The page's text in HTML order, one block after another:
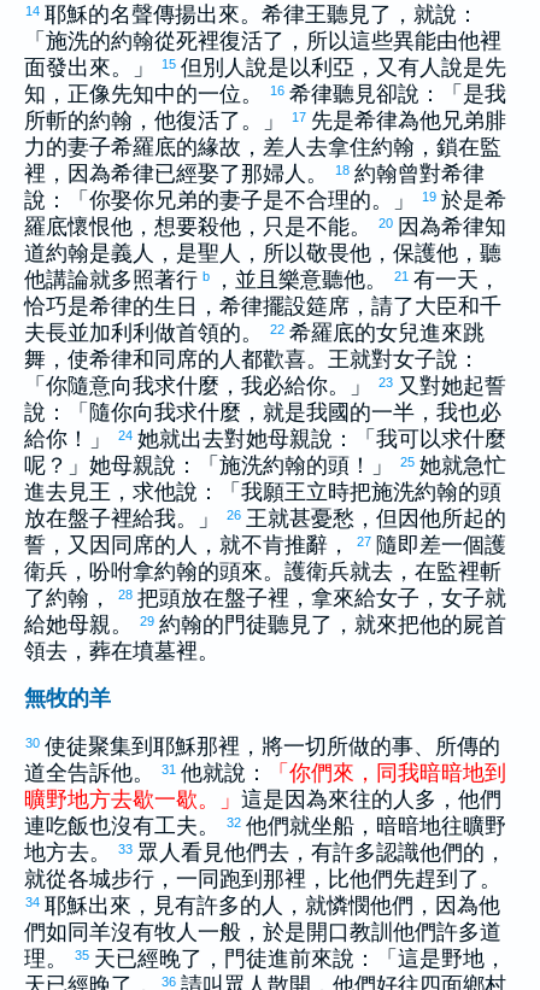
14 耶穌的名聲傳揚出來。 希律王聽見了，就說：
「施洗的約翰從死裡復活了，所以這些異能由他裡
面發出來。」
15 但別人說是 以利亞 ，又有人說是先
知，正像先知中的一位。
16 希律聽見卻說：「是我
所斬的約翰 ，他復活了。」 17 先是希律為他兄弟腓
力的妻子希羅底的緣故，差人去拿住約翰 ，鎖在監
裡，因為希律已經娶了那婦人。 18 約翰曾對希律
說：「你娶你兄弟的妻子是不合理的。」
19 於是希
羅底懷恨他，想要殺他，只是不能。 20 因為希律知
道約翰是義人，是聖人，所以敬畏他，保護他，聽
他講論就多照著行 b ，並且樂意聽他。 21 有一天，
恰巧是希律的生日， 希律擺設筵席，請了大臣和千
夫長並加利利 做首領的。 22 希羅底的女兒進來跳
舞，使希律和同席的人都歡喜。王就對女子說：
「你隨意向我求什麼，我必給你。」
23 又對她起誓
說：「隨你向我求什麼，就是我國的一半，我也必
給你！」
24 她就出去對她母親說：「我可以求什麼
呢？」她母親說：「施洗約翰的頭！」 25 她就急忙
進去見王，求他說：「我願王立時把施洗約翰的頭
放在盤子裡給我。」
26 王就甚憂愁，但因他所起的
誓，又因同席的人，就不肯推辭，
27 隨即差一個護
衛兵，吩咐拿約翰的頭來。護衛兵就去，在監裡斬
了約翰 ， 28 把頭放在盤子裡，拿來給女子，女子就
給她母親。
29 約翰的門徒聽見了，就來把他的屍首
領去，葬在墳墓裡。
無牧的羊
30 使徒聚集到耶穌那裡，將一切所做的事、所傳的
道全告訴他。
31 他就說： 「 你們來 ， 同我暗暗地到
曠野地方去歇一歇。 」 這是因為來往的人多，他們
連吃飯也沒有工夫。
32 他們就坐船，暗暗地往曠野
地方去。
33 眾人看見他們去，有許多認識他們的，
就從各城步行，一同跑到那裡，比他們先趕到了。
34 耶穌出來，見有許多的人，就憐憫他們，因為他
們如同羊沒有牧人一般，於是開口教訓他們許多道
理。
35 天已經晚了，門徒進前來說：「這是野地，
天已經晚了，
36 請叫眾人散開，他們好往四面鄉村